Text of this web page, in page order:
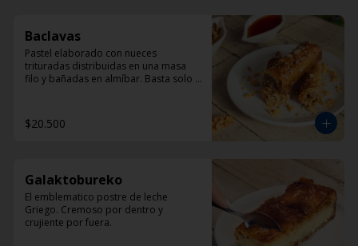
Baclavas
Pastel elaborado con nueces
trituradas distribuidas en una masa
filo y bañadas en almíbar. Basta solo
$20.500
Galaktobureko
El emblematico postre de leche
Griego. Cremoso por dentro y
crujiente por fuera.